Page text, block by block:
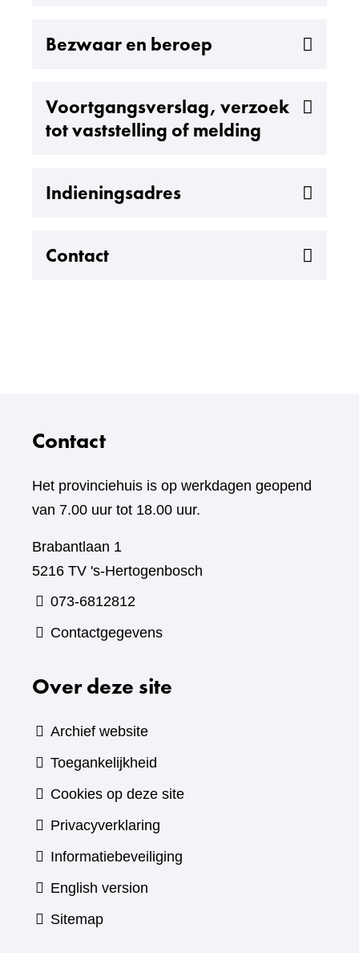
Bezwaar en beroep
Uitklappen
Voortgangsverslag, verzoek
tot vaststelling of melding
Uitklappen
Indieningsadres
Uitklappen
Contact
Uitklappen
Contact
Het provinciehuis is op werkdagen geopend
van 7.00 uur tot 18.00 uur.
Brabantlaan 1
5216 TV 's-Hertogenbosch
073-6812812
Contactgegevens
Over deze site
Archief website
Toegankelijkheid
Cookies op deze site
Privacyverklaring
Informatiebeveiliging
English version
Sitemap